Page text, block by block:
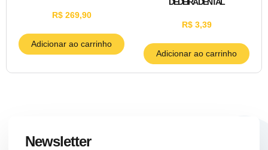
R$269,90
Adicionar ao carrinho
R$3,39
Adicionar ao carrinho
Newsletter